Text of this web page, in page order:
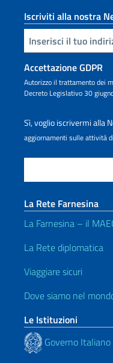
Iscriviti alla nostra
Inserisci la tua email
Accettazione GDPR
Autorizzo il trattamento dei
Decreto Legislativo 30
Sì, voglio iscrivermi alla
aggiornamenti sulle attività
La Rete Farnesina
La Farnesina – il
La Rete diplomatica
Viaggiare sicuri
Dove siamo nel
Le Istituzioni
Governo Italiano